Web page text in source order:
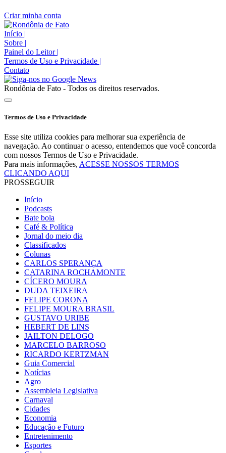
Criar minha conta
Início |
Sobre |
Painel do Leitor |
Termos de Uso e Privacidade |
Contato
Rondônia de Fato - Todos os direitos reservados.
Termos de Uso e Privacidade
Esse site utiliza cookies para melhorar sua experiência de
navegação. Ao continuar o acesso, entendemos que você concorda
com nossos Termos de Uso e Privacidade.
Para mais informações, ACESSE NOSSOS TERMOS
CLICANDO AQUI
PROSSEGUIR
Início
Podcasts
Bate bola
Café & Política
Jornal do meio dia
Classificados
Colunas
CARLOS SPERANÇA
CATARINA ROCHAMONTE
CÍCERO MOURA
DUDA TEIXEIRA
FELIPE CORONA
FELIPE MOURA BRASIL
GUSTAVO URIBE
HEBERT DE LINS
JAILTON DELOGO
MARCELO BARROSO
RICARDO KERTZMAN
Guia Comercial
Notícias
Agro
Assembleia Legislativa
Carnaval
Cidades
Economia
Educação e Futuro
Entretenimento
Esportes